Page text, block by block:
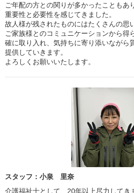
ご年配の方との関りが多かったこともあ
重要性と必要性を感じてきました。
故人様が残されたものにはたくさんの思
ご家族様とのコミュニケーションから得
確に取り入れ、気持ちに寄り添いながら
提供していきます。
よろしくお願いいたします。
スタッフ：小泉 里奈
介護福祉士として、20年以上尽力してき